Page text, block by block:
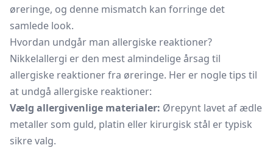
øreringe, og denne mismatch kan forringe det
samlede look.
Hvordan undgår man allergiske reaktioner?
Nikkelallergi er den mest almindelige årsag til
allergiske reaktioner fra øreringe. Her er nogle tips til
at undgå allergiske reaktioner:
Vælg allergivenlige materialer: Ørepynt lavet af ædle
metaller som guld, platin eller kirurgisk stål er typisk
sikre valg.